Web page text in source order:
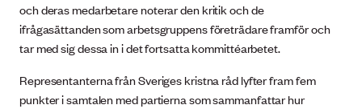
och deras medarbetare noterar den kritik och de
ifrågasättanden som arbetsgruppens företrädare framför och
tar med sig dessa in i det fortsatta kommittéarbetet.
Representanterna från Sveriges kristna råd lyfter fram fem
punkter i samtalen med partierna som sammanfattar hur